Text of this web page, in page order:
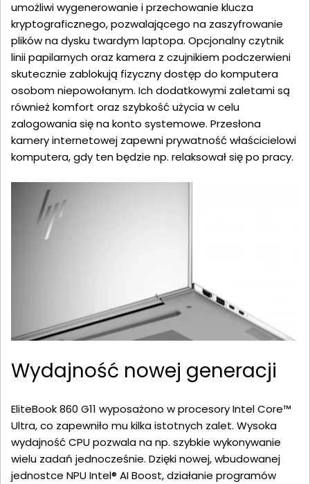
umożliwi wygenerowanie i przechowanie klucza
kryptograficznego, pozwalającego na zaszyfrowanie
plików na dysku twardym laptopa. Opcjonalny czytnik
linii papilarnych oraz kamera z czujnikiem podczerwieni
skutecznie zablokują fizyczny dostęp do komputera
osobom niepowołanym. Ich dodatkowymi zaletami są
również komfort oraz szybkość użycia w celu
zalogowania się na konto systemowe. Przesłona
kamery internetowej zapewni prywatność właścicielowi
komputera, gdy ten będzie np. relaksował się po pracy.
Wydajność nowej generacji
EliteBook 860 G11 wyposażono w procesory Intel Core™
Ultra, co zapewniło mu kilka istotnych zalet. Wysoka
wydajność CPU pozwala na np. szybkie wykonywanie
wielu zadań jednocześnie. Dzięki nowej, wbudowanej
jednostce NPU Intel® AI Boost, działanie programów